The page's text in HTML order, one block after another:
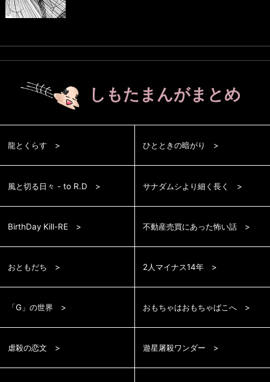
しもたまんがまとめ
龍とくらす ひとときの暗がり
風と切る日々 - to R.D サナダムシより細く長く
BirthDay Kill-RE 不動産売買にあった怖い話
おともだち 2人マイナス14年
「G」の世界 おもちゃはおもちゃばこへ
虐殺の恋文 遊星屠殺ワンダー